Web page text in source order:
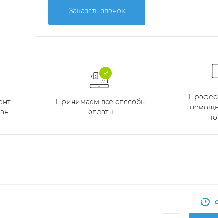
Заказать звонок
Принимаем все способы
оплаты